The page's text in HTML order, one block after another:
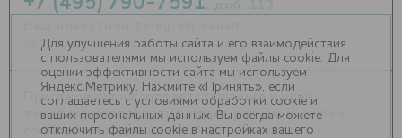
https://t.me/Techart_CaseStudy
Приглашения на соответствующие нашей
тематике мероприятия, пресс-релизы и другие
сообщения ждем наinfo@3dpulse.ru .
Для улучшения работы сайта и его взаимодействия
с пользователями мы используем файлы cookie. Для
оценки эффективности сайта мы используем
Яндекс.Метрику. Нажмите «Принять», если
соглашаетесь с условиями обработки cookie и
ваших персональных данных. Вы всегда можете
отключить файлы cookie в настройках вашего